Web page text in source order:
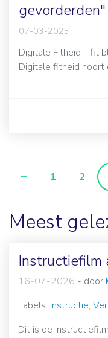
gevorderden"
07-03-2023
Digitale Fitheid - fit
Digitale fitheid hoort
1 2
Meest
Instructiefilm
16-07-2026 - door
Labels: Instructie,
Dit is de